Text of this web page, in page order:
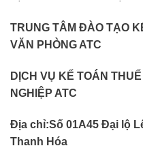
TRUNG TÂM ĐÀO TẠO
VĂN PHÒNG ATC
DỊCH VỤ KẾ TOÁN
NGHIỆP ATC
Địa chỉ:Số 01A45 Đại lộ
Thanh Hóa